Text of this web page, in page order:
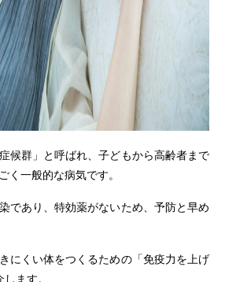
候群」と呼ばれ、子どもから高齢者まで
く一般的な病気です。
であり、特効薬がないため、予防と早め
にくい体をつくるための「免疫力を上げ
ます。